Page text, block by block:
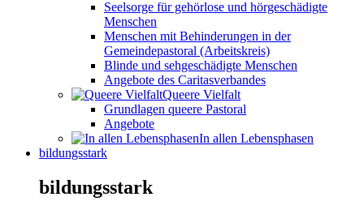
Seelsorge für gehörlose und hörgeschädigte
Menschen
Menschen mit Behinderungen in der
Gemeindepastoral (Arbeitskreis)
Blinde und sehgeschädigte Menschen
Angebote des Caritasverbandes
Queere Vielfalt
Grundlagen queere Pastoral
Angebote
In allen Lebensphasen
bildungsstark
bildungsstark